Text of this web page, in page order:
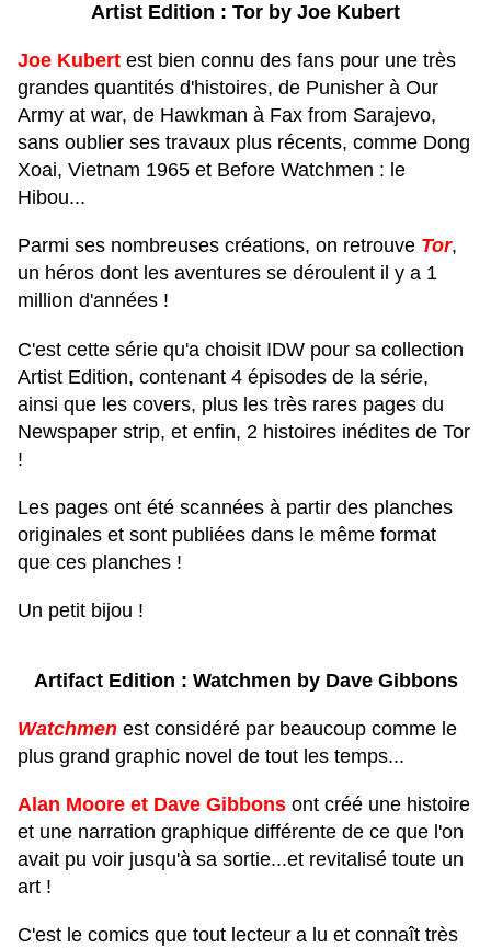
Artist Edition : Tor by Joe Kubert
Joe Kubert est bien connu des fans pour une très
grandes quantités d'histoires, de Punisher à Our
Army at war, de Hawkman à Fax from Sarajevo,
sans oublier ses travaux plus récents, comme Dong
Xoai, Vietnam 1965 et Before Watchmen : le
Hibou...
Parmi ses nombreuses créations, on retrouve Tor,
un héros dont les aventures se déroulent il y a 1
million d'années !
C'est cette série qu'a choisit IDW pour sa collection
Artist Edition, contenant 4 épisodes de la série,
ainsi que les covers, plus les très rares pages du
Newspaper strip, et enfin, 2 histoires inédites de Tor
!
Les pages ont été scannées à partir des planches
originales et sont publiées dans le même format
que ces planches !
Un petit bijou !
Artifact Edition : Watchmen by Dave Gibbons
Watchmen est considéré par beaucoup comme le
plus grand graphic novel de tout les temps...
Alan Moore et Dave Gibbons ont créé une histoire
et une narration graphique différente de ce que l'on
avait pu voir jusqu'à sa sortie...et revitalisé toute un
art !
C'est le comics que tout lecteur a lu et connaît très